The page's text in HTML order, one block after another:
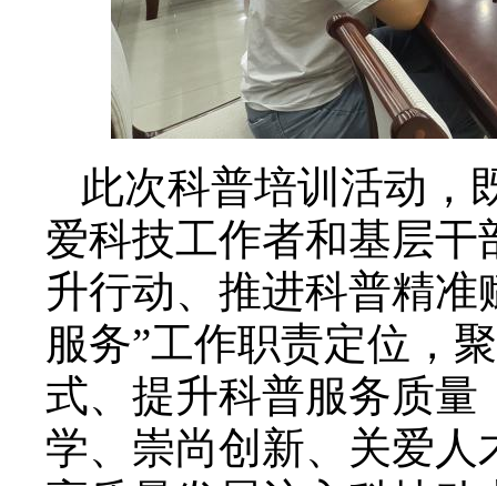
此次科普培训活动，
爱科技工作者和基层
升行动、推进科普精
服务”工作职责定位，
式、提升科普服务质
学、崇尚创新、关爱